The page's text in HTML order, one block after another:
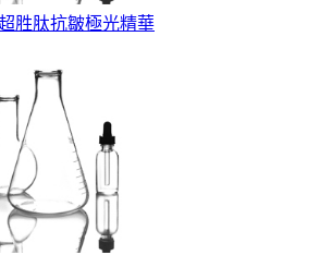
胜肽抗皺極光精華